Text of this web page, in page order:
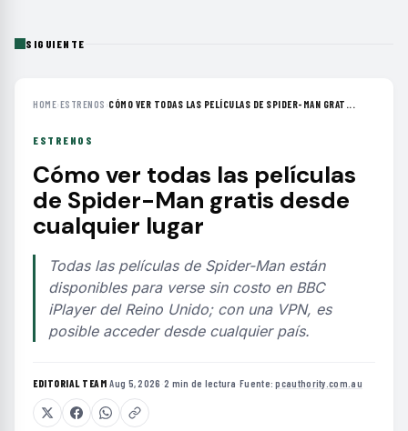
SIGUIENTE
HOME›ESTRENOS ›CÓMO VER TODAS LAS PELÍCULAS DE SPIDER-MAN GRAT...
ESTRENOS
Cómo ver todas las películas
de Spider-Man gratis desde
cualquier lugar
Todas las películas de Spider-Man están
disponibles para verse sin costo en BBC
iPlayer del Reino Unido; con una VPN, es
posible acceder desde cualquier país.
EDITORIAL TEAM·Aug 5, 2026 ·2 min de lectura ·Fuente:pcauthority.com.au